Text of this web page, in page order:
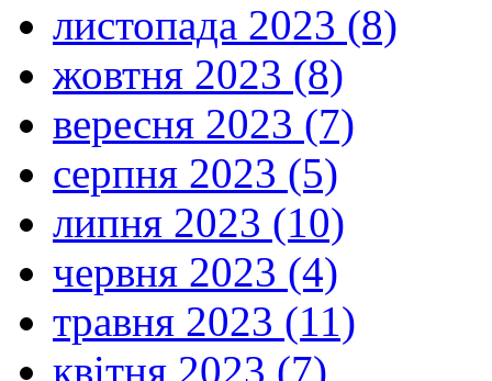
листопада 2023 (8)
жовтня 2023 (8)
вересня 2023 (7)
серпня 2023 (5)
липня 2023 (10)
червня 2023 (4)
травня 2023 (11)
квітня 2023 (7)